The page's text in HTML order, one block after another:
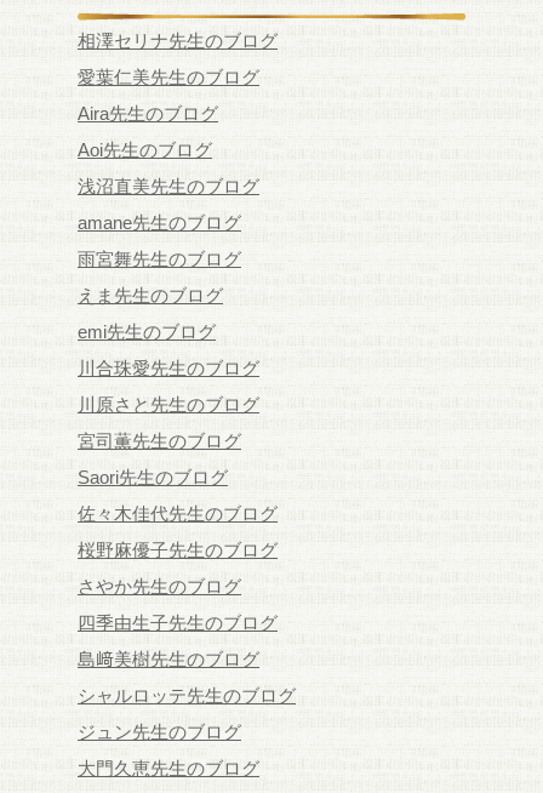
相澤セリナ先生のブログ
愛葉仁美先生のブログ
Aira先生のブログ
Aoi先生のブログ
浅沼直美先生のブログ
amane先生のブログ
雨宮舞先生のブログ
えま先生のブログ
emi先生のブログ
川合珠愛先生のブログ
川原さと先生のブログ
宮司薫先生のブログ
Saori先生のブログ
佐々木佳代先生のブログ
桜野麻優子先生のブログ
さやか先生のブログ
四季由生子先生のブログ
島﨑美樹先生のブログ
シャルロッテ先生のブログ
ジュン先生のブログ
大門久恵先生のブログ